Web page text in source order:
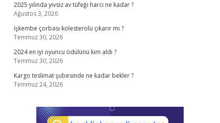
2025 yılında yivsiz av tüfeği harcı ne kadar ?
Ağustos 3, 2026
İşkembe çorbası kolesterolü çıkarır mı ?
Temmuz 30, 2026
2024 en iyi oyuncu ödülünü kim aldı ?
Temmuz 30, 2026
Kargo teslimat şubesinde ne kadar bekler ?
Temmuz 24, 2026